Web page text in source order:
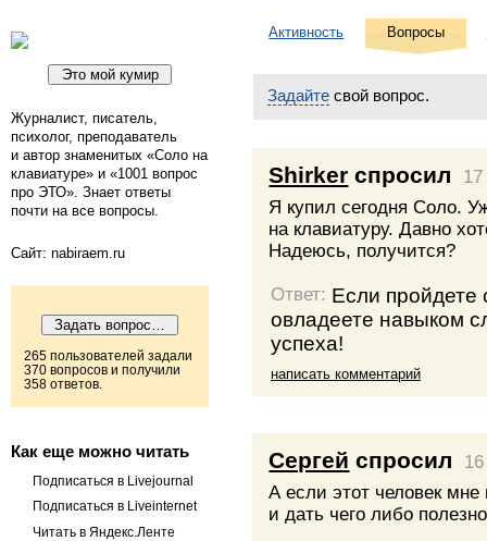
Журналист, писатель,
психолог, преподаватель
и автор знаменитых «Соло на
клавиатуре» и «1001 вопрос
про ЭТО». Знает ответы
почти на все вопросы.
Сайт: nabiraem.ru
265 пользователей задали
370 вопросов и получили
358 ответов.
Как еще можно читать
Подписаться в Livejournal
Подписаться в Liveinternet
Читать в Яндекс.Ленте
Активность Вопросы
Задайте свой вопрос.
Shirker спросил
Я купил сегодня Соло.
на клавиатуру. Давно
Надеюсь, получится?
Ответ: Если пройдете
овладеете навыком
успеха!
написать комментарий
Сергей спросил
А если этот человек
и дать чего либо